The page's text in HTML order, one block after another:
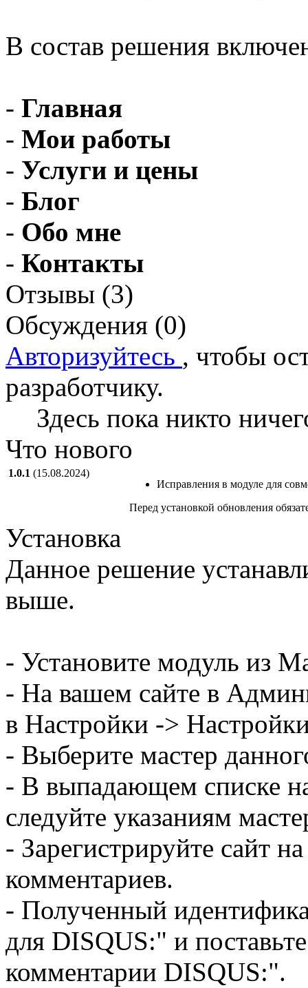
В состав решения
- Главная
- Мои работы
- Услуги и цены
- Блог
- Обо мне
- Контакты
Отзывы (3)
Обсуждения (0)
Авторизуйтесь , чтобы
разработчику.
Здесь пока никто
Что нового
1.0.1 (15.08.2024)
Исправления в модуле для
Перед установкой обновления
Установка
Данное решение
выше.
- Установите модуль из
- На вашем сайте в
в Настройки ->
- Выберите мастер
- В выпадающем списке
следуйте указаниям
- Зарегистрируйте сайт
комментариев.
- Полученный
для DISQUS:" и
комментарии DISQUS:".